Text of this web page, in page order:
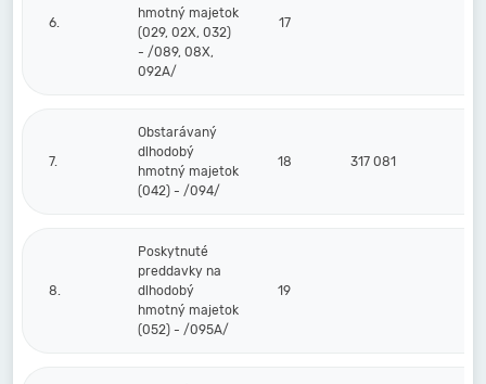
6.
hmotný majetok
(029, 02X, 032)
- /089, 08X,
092A/
17
7.
Obstarávaný
dlhodobý
hmotný majetok
(042) - /094/
18 317 081
8.
Poskytnuté
preddavky na
dlhodobý
hmotný majetok
(052) - /095A/
19